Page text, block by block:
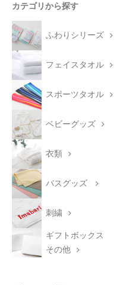
カテゴリから探す
ふわりシリーズ
フェイスタオル
スポーツタオル
ベビーグッズ
衣類
バスグッズ
刺繍
ギフトボックス
その他